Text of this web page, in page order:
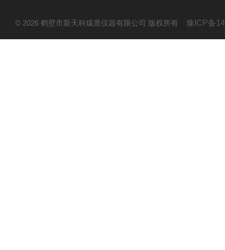
© 2026 鹤壁市新天科煤质仪器有限公司 版权所有 豫ICP备